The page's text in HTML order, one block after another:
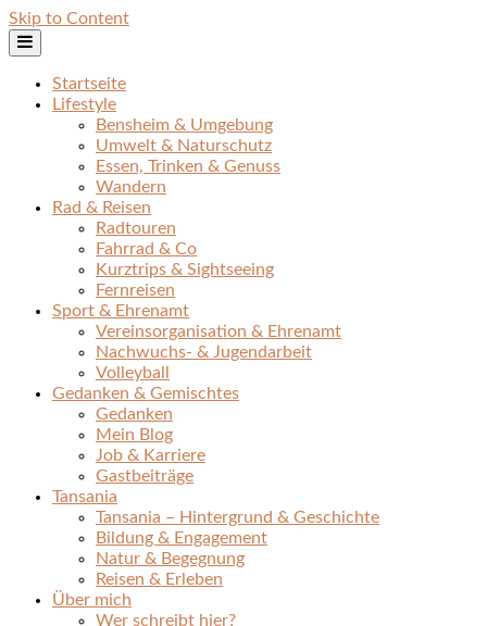
Skip to Content
Startseite
Lifestyle
Bensheim & Umgebung
Umwelt & Naturschutz
Essen, Trinken & Genuss
Wandern
Rad & Reisen
Radtouren
Fahrrad & Co
Kurztrips & Sightseeing
Fernreisen
Sport & Ehrenamt
Vereinsorganisation & Ehrenamt
Nachwuchs- & Jugendarbeit
Volleyball
Gedanken & Gemischtes
Gedanken
Mein Blog
Job & Karriere
Gastbeiträge
Tansania
Tansania – Hintergrund & Geschichte
Bildung & Engagement
Natur & Begegnung
Reisen & Erleben
Über mich
Wer schreibt hier?